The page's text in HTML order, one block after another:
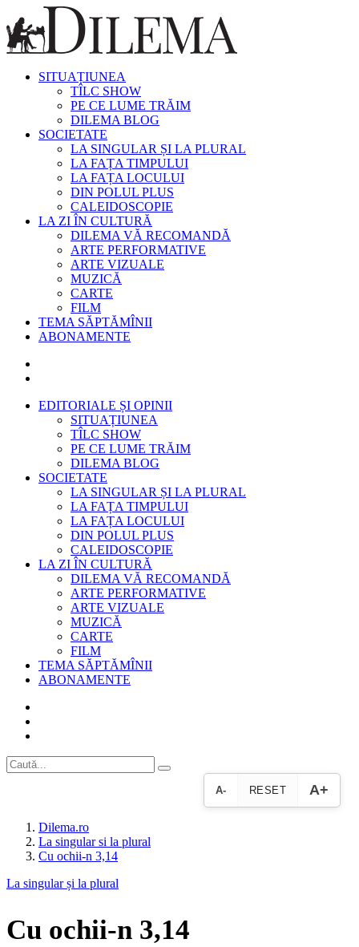
SITUAȚIUNEA
TÎLC SHOW
PE CE LUME TRĂIM
DILEMA BLOG
SOCIETATE
LA SINGULAR ȘI LA PLURAL
LA FAȚA TIMPULUI
LA FAȚA LOCULUI
DIN POLUL PLUS
CALEIDOSCOPIE
LA ZI ÎN CULTURĂ
DILEMA VĂ RECOMANDĂ
ARTE PERFORMATIVE
ARTE VIZUALE
MUZICĂ
CARTE
FILM
TEMA SĂPTĂMÎNII
ABONAMENTE
EDITORIALE ȘI OPINII
SITUAȚIUNEA
TÎLC SHOW
PE CE LUME TRĂIM
DILEMA BLOG
SOCIETATE
LA SINGULAR ȘI LA PLURAL
LA FAȚA TIMPULUI
LA FAȚA LOCULUI
DIN POLUL PLUS
CALEIDOSCOPIE
LA ZI ÎN CULTURĂ
DILEMA VĂ RECOMANDĂ
ARTE PERFORMATIVE
ARTE VIZUALE
MUZICĂ
CARTE
FILM
TEMA SĂPTĂMÎNII
ABONAMENTE
A- RESET A+
Dilema.ro
La singular si la plural
Cu ochii‑n 3,14
La singular și la plural
Cu ochii‑n 3,14